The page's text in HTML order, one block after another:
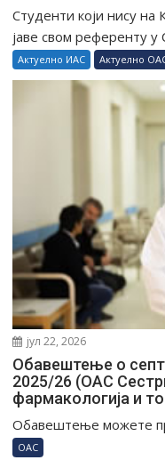
Студенти који нису на
јаве свом референту у
Актуелно ИАС Актуелно
јул 22, 2026
Обавештење о
2025/26 (ОАС
фармакологија и
Обавештење можете
ОАС